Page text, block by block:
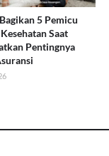
5 Pemicu
Saat
Pentingnya